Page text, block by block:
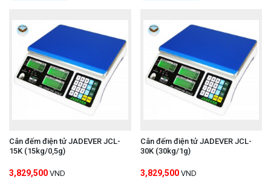
Cân đếm điện tử JADEVER JCL-
15K (15kg/0,5g)
3,829,500 VND
Cân đếm điện tử JADEVER JCL-
30K (30kg/1g)
3,829,500 VND